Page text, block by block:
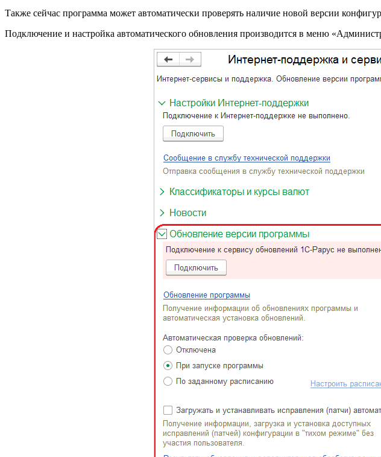
Также сейчас программа может автоматически проверять наличие новой версии
Подключение и настройка автоматического обновления производится в меню